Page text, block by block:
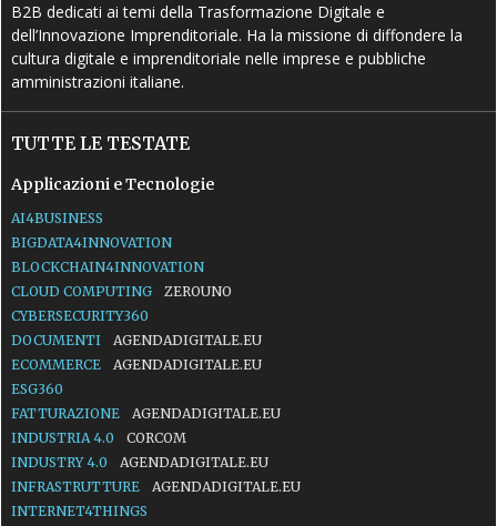
B2B dedicati ai temi della Trasformazione Digitale e
dell’Innovazione Imprenditoriale. Ha la missione di diffondere la
cultura digitale e imprenditoriale nelle imprese e pubbliche
amministrazioni italiane.
TUTTE LE TESTATE
Applicazioni e Tecnologie
AI4BUSINESS
BIGDATA4INNOVATION
BLOCKCHAIN4INNOVATION
CLOUD COMPUTING
ZEROUNO
CYBERSECURITY360
DOCUMENTI
AGENDADIGITALE.EU
ECOMMERCE
AGENDADIGITALE.EU
ESG360
FATTURAZIONE
AGENDADIGITALE.EU
INDUSTRIA 4.0
CORCOM
INDUSTRY 4.0
AGENDADIGITALE.EU
INFRASTRUTTURE
AGENDADIGITALE.EU
INTERNET4THINGS